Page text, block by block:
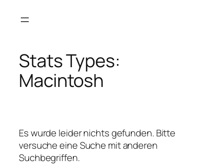
Inhalt
Stats Types:
Macintosh
Es wurde leider nichts gefunden. Bitte
versuche eine Suche mit anderen
Suchbegriffen.